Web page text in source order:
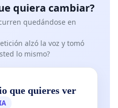
quiera cambiar?
quedándose en
alzó la voz y tomó
lo mismo?
que quieres ver